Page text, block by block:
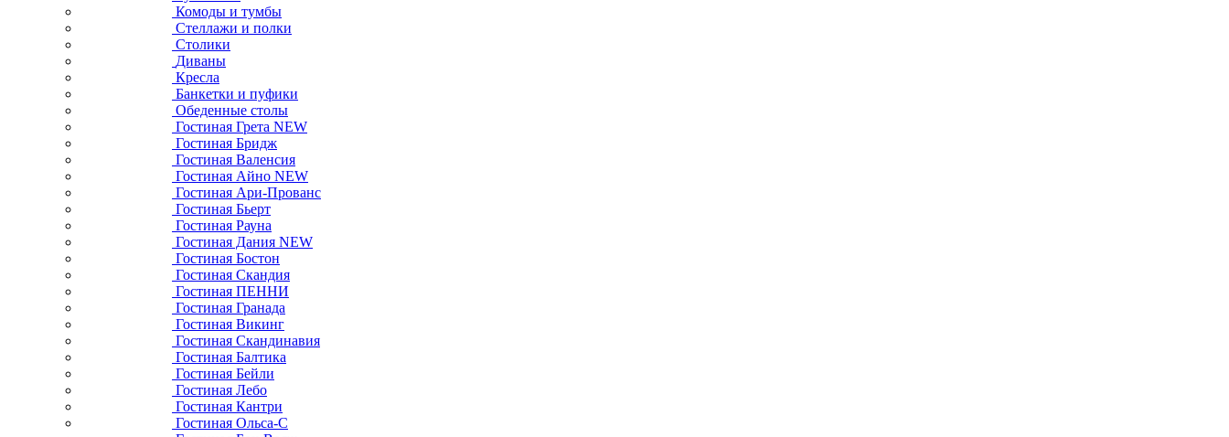
Комоды и тумбы
Стеллажи и полки
Столики
Диваны
Кресла
Банкетки и пуфики
Обеденные столы
Гостиная Грета NEW
Гостиная Бридж
Гостиная Валенсия
Гостиная Айно NEW
Гостиная Ари-Прованс
Гостиная Бьерт
Гостиная Рауна
Гостиная Дания NEW
Гостиная Бостон
Гостиная Скандия
Гостиная ПЕННИ
Гостиная Гранада
Гостиная Викинг
Гостиная Скандинавия
Гостиная Балтика
Гостиная Бейли
Гостиная Лебо
Гостиная Кантри
Гостиная Ольса-С